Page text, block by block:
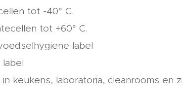
tot -40° C.
tot +60° C.
label
keukens, laboratoria, cleanrooms en